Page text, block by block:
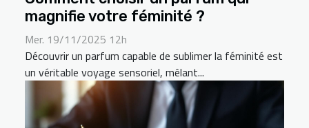
magnifie votre féminité ?
Mer. 19/11/2025 12h
Découvrir un parfum capable de sublimer la féminité est
un véritable voyage sensoriel, mêlant...